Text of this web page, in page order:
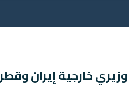
خارجية إيران